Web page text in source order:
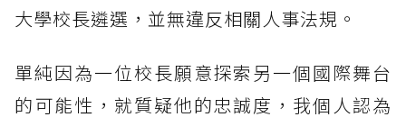
大學校長遴選，並無違反相關人事法規。
單純因為一位校長願意探索另一個國際舞台
的可能性，就質疑他的忠誠度，我個人認為